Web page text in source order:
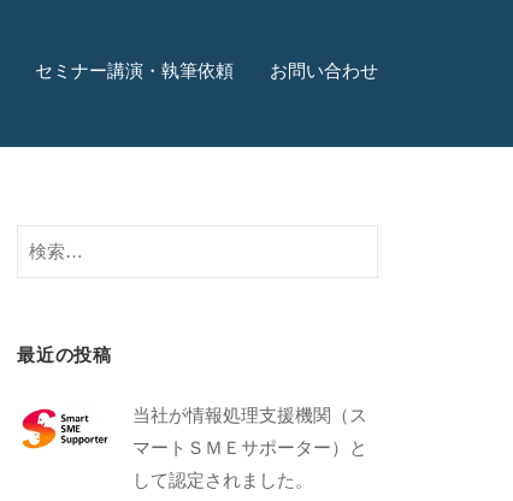
セミナー講演・執筆依頼 お問い合わせ
最近の投稿
当社が情報処理支援機関（ス
マートＳＭＥサポーター）と
して認定されました。